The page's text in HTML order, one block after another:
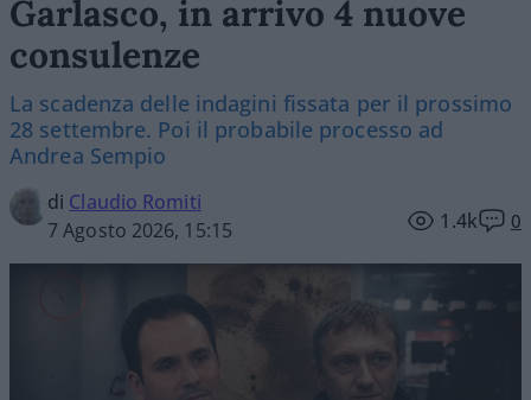
Garlasco, in arrivo 4 nuove
consulenze
La scadenza delle indagini fissata per il prossimo
28 settembre. Poi il probabile processo ad
Andrea Sempio
di Claudio Romiti
7 Agosto 2026, 15:15
1.4k 0